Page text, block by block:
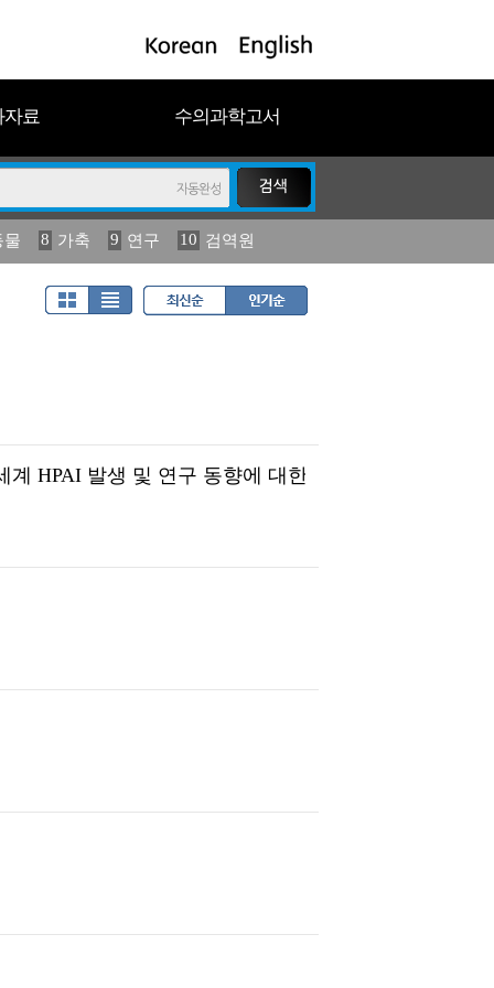
자료 수의과학고서
물 8 가축 9 연구 10 검역원
보 18 농림수산 19 2023
HPAI 발생 및 연구 동향에 대한 고찰